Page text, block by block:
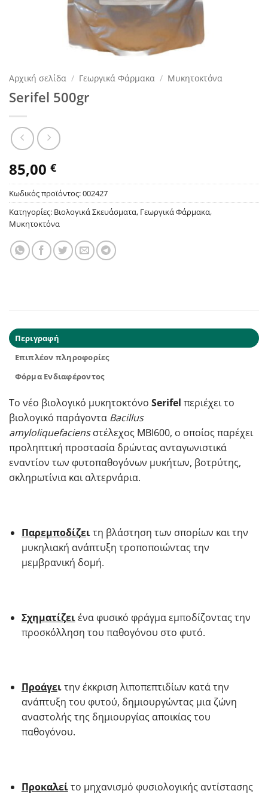
Αρχική σελίδα / Γεωργικά Φάρμακα / Μυκητοκτόνα
Serifel 500gr
85,00 €
Κωδικός προϊόντος:002427
Κατηγορίες: Βιολογικά Σκευάσματα, Γεωργικά Φάρμακα,
Μυκητοκτόνα
Περιγραφή
Επιπλέον πληροφορίες
Φόρμα Ενδιαφέροντος
Tο νέο βιολογικό μυκητοκτόνο Serifel περιέχει το
βιολογικό παράγοντα Bacillus
amyloliquefaciensστέλεχος MBI600, ο οποίος παρέχει
προληπτική προστασία δρώντας ανταγωνιστικά
εναντίον των φυτοπαθογόνων μυκήτων, βοτρύτης,
σκληρωτίνια και αλτερνάρια.
Παρεμποδίζειτη βλάστηση των σπορίων και την
μυκηλιακή ανάπτυξη τροποποιώντας την
μεμβρανική δομή.
Σχηματίζειένα φυσικό φράγμα εμποδίζοντας την
προσκόλληση του παθογόνου στο φυτό.
Προάγειτην έκκριση λιποπεπτιδίων κατά την
ανάπτυξη του φυτού, δημιουργώντας μια ζώνη
αναστολής της δημιουργίας αποικίας του
παθογόνου.
Προκαλείτο μηχανισμό φυσιολογικής αντίστασης